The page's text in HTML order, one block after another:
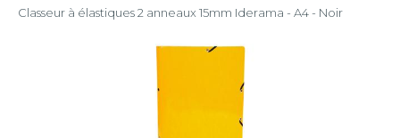
Classeur à élastiques 2 anneaux 15mm Iderama - A4 - Noir